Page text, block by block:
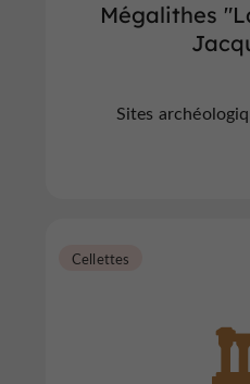
Mégalithes
Sites
Cellettes